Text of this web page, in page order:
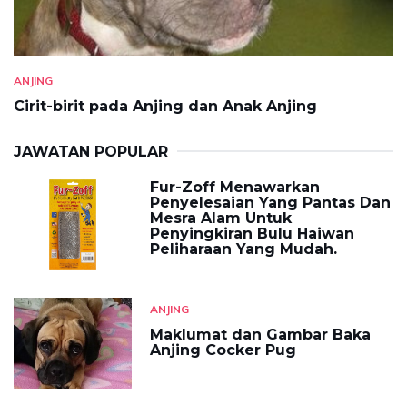
ANJING
Cirit-birit pada Anjing dan Anak Anjing
JAWATAN POPULAR
Fur-Zoff Menawarkan
Penyelesaian Yang Pantas Dan
Mesra Alam Untuk
Penyingkiran Bulu Haiwan
Peliharaan Yang Mudah.
ANJING
Maklumat dan Gambar Baka
Anjing Cocker Pug